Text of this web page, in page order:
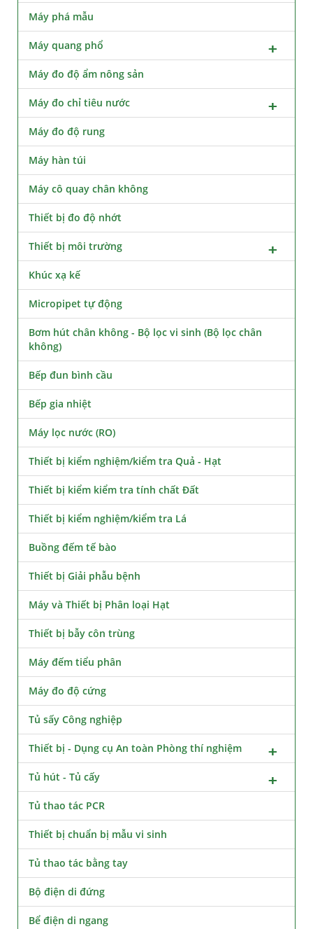
Máy phá mẫu
Máy quang phổ
Máy đo độ ẩm nông sản
Máy đo chỉ tiêu nước
Máy đo độ rung
Máy hàn túi
Máy cô quay chân không
Thiết bị đo độ nhớt
Thiết bị môi trường
Khúc xạ kế
Micropipet tự động
Bơm hút chân không - Bộ lọc vi sinh (Bộ lọc chân
không)
Bếp đun bình cầu
Bếp gia nhiệt
Máy lọc nước (RO)
Thiết bị kiểm nghiệm/kiểm tra Quả - Hạt
Thiết bị kiểm kiểm tra tính chất Đất
Thiết bị kiểm nghiệm/kiểm tra Lá
Buồng đếm tế bào
Thiết bị Giải phẫu bệnh
Máy và Thiết bị Phân loại Hạt
Thiết bị bẫy côn trùng
Máy đếm tiểu phân
Máy đo độ cứng
Tủ sấy Công nghiệp
Thiết bị - Dụng cụ An toàn Phòng thí nghiệm
Tủ hút - Tủ cấy
Tủ thao tác PCR
Thiết bị chuẩn bị mẫu vi sinh
Tủ thao tác bằng tay
Bộ điện di đứng
Bể điện di ngang